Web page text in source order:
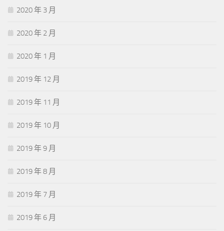
2020 年 3 月
2020 年 2 月
2020 年 1 月
2019 年 12 月
2019 年 11 月
2019 年 10 月
2019 年 9 月
2019 年 8 月
2019 年 7 月
2019 年 6 月